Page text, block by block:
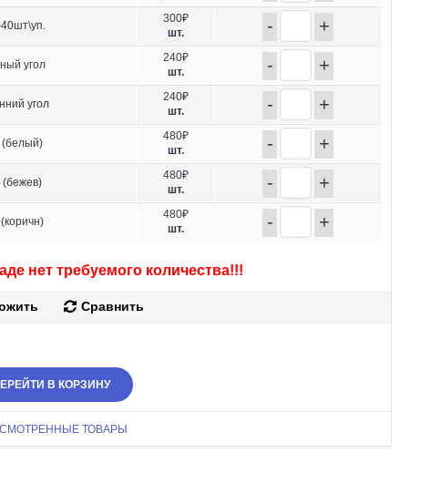
300₽
шт.
- +
угол
240₽
шт.
- +
угол
240₽
шт.
- +
(белый)
480₽
шт.
- +
(бежев)
480₽
шт.
- +
480₽
шт.
- +
нет требуемого количества!!!
Сравнить
В КОРЗИНУ
ТОВАРЫ